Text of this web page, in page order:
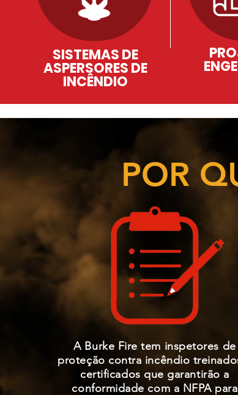
SISTEMAS DE
ASPERSORES DE
INCÊNDIO
POR
A Burke Fire tem inspetores de
proteção contra incêndio
certificados que garantirão a
conformidade com a NFPA para